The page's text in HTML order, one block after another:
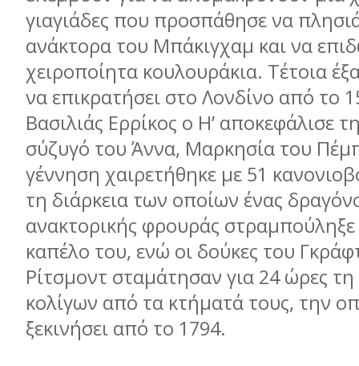
γιαγιάδες που προσπάθησε να
ανάκτορα του Μπάκιγχαµ και να
χειροποίητα κουλουράκια. Τέτοια
να επικρατήσει στο Λονδίνο από το
Βασιλιάς Ερρίκος ο Η’ αποκεφάλισε
σύζυγό του Άννα, Μαρκησία του
γέννηση χαιρετήθηκε µε 51
τη διάρκεια των οποίων ένας
ανακτορικής φρουράς στραµπούληξε
καπέλο του, ενώ οι δούκες του
Ρίτσµοντ σταµάτησαν για 24 ώρες τη
κολίγων από τα κτήµατά τους, την
ξεκινήσει από το 1794.